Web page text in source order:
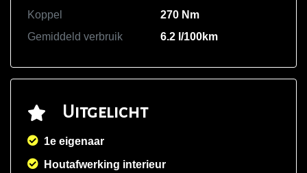
Koppel
270 Nm
Gemiddeld verbruik
6.2 l/100km
Uitgelicht
1e eigenaar
Houtafwerking interieur